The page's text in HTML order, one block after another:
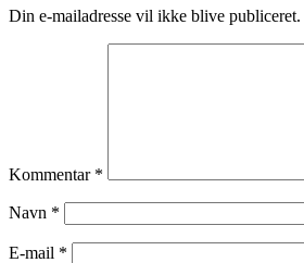
Din e-mailadresse vil ikke blive publiceret.
Kommentar *
Navn *
E-mail *